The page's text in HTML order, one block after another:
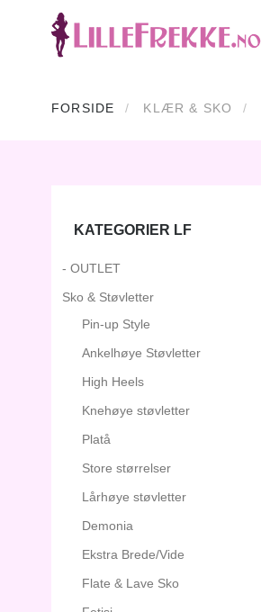
FORSIDE KLÆR & SKO
KATEGORIER LF
- OUTLET
Sko & Støvletter
Pin-up Style
Ankelhøye Støvletter
High Heels
Knehøye støvletter
Platå
Store størrelser
Lårhøye støvletter
Demonia
Ekstra Brede/Vide
Flate & Lave Sko